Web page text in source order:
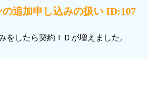
の追加申し込みの扱い ID:107
をしたら契約ＩＤが増えました。